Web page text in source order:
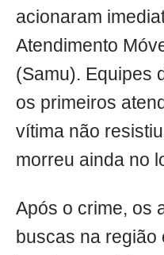
acionaram
Atendimento
(Samu). Equipes
os primeiros
vítima não
morreu ainda no
Após o crime, os
buscas na região